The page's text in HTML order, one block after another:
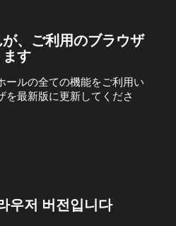
、ご利用のブラウザ
す
ールの全ての機能をご利用い
を最新版に更新してくださ
우저 버전입니다